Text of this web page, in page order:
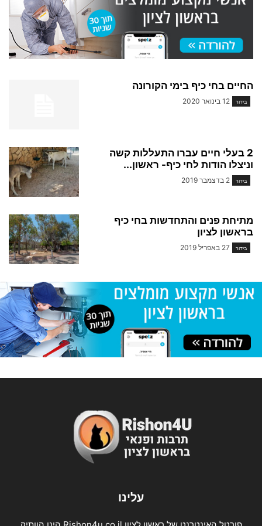
החיים בחי כיף בימי הקורונה
בידור 12 בינואר 2020
2 בעלי חיים עברו התעללות קשה
וניצלו הודות לחי כיף- ראשון...
בידור 2 בדצמבר 2019
מתיחת פנים והתחדשות בחי כיף
בראשון לציון
בידור 27 באפריל 2019
עלינו